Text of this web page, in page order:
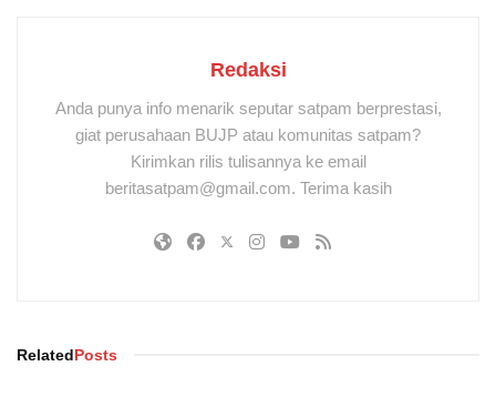
Redaksi
Anda punya info menarik seputar satpam berprestasi,
giat perusahaan BUJP atau komunitas satpam?
Kirimkan rilis tulisannya ke email
beritasatpam@gmail.com. Terima kasih
RelatedPosts